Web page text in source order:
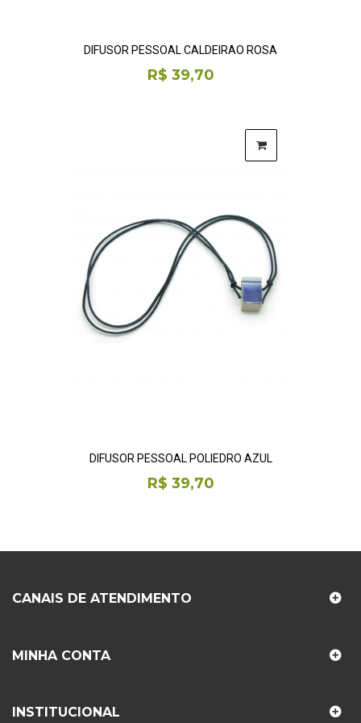
DIFUSOR PESSOAL CALDEIRÃO ROSA
R$ 39,70
DIFUSOR PESSOAL POLIEDRO AZUL
R$ 39,70
CANAIS DE ATENDIMENTO
MINHA CONTA
INSTITUCIONAL